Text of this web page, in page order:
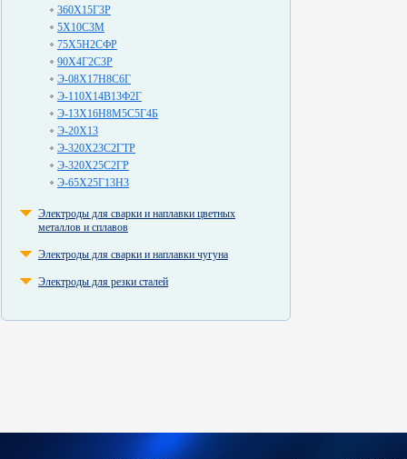
360Х15Г3Р
5Х10С3М
75Х5Н2СФР
90Х4Г2С3Р
Э-08Х17Н8С6Г
Э-110Х14В13Ф2Г
Э-13Х16Н8М5С5Г4Б
Э-20Х13
Э-320Х23С2ГТР
Э-320Х25С2ГР
Э-65Х25Г13Н3
Электроды для сварки и наплавки цветных
металлов и сплавов
Электроды для сварки и наплавки чугуна
Электроды для резки сталей